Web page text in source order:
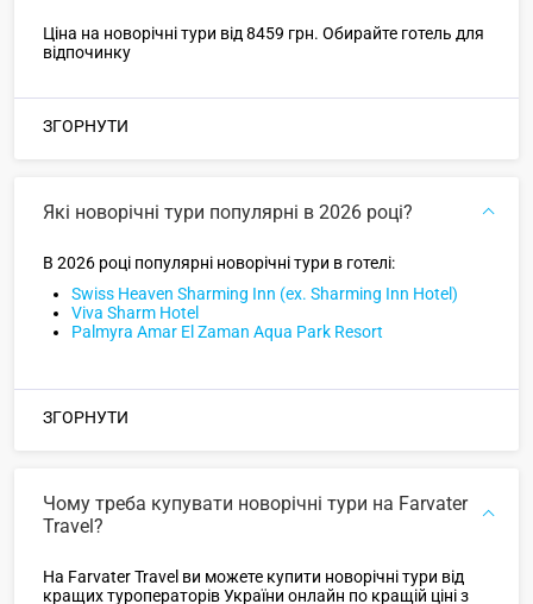
Ціна на новорічні тури від 8459 грн. Обирайте готель для
відпочинку
ЗГОРНУТИ
Які новорічні тури популярні в 2026 році?
В 2026 році популярні новорічні тури в готелі:
Swiss Heaven Sharming Inn (ex. Sharming Inn Hotel)
Viva Sharm Hotel
Palmyra Amar El Zaman Aqua Park Resort
ЗГОРНУТИ
Чому треба купувати новорічні тури на Farvater
Travel?
На Farvater Travel ви можете купити новорічні тури від
кращих туроператорів України онлайн по кращій ціні з